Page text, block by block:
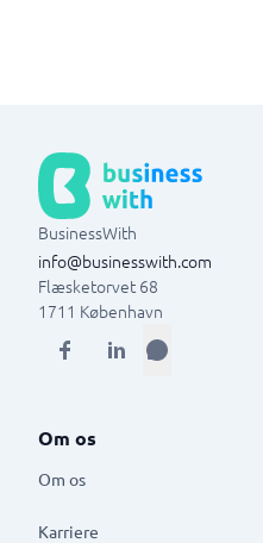
BusinessWith
info@businesswith.com
Flæsketorvet 68
1711 København
Om os
Om os
Karriere